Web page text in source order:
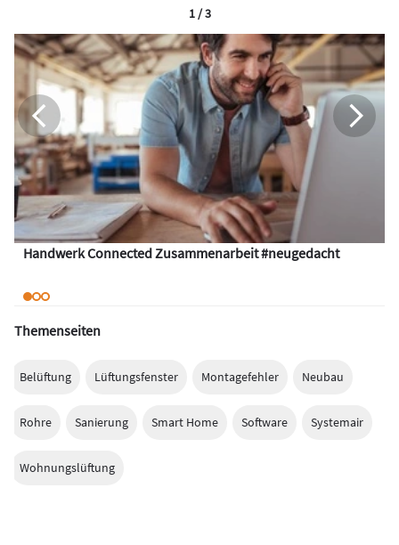
Handwerk Connected Zusammenarbeit #neugedacht
1 / 3
Themenseiten
Belüftung Lüftungsfenster Montagefehler Neubau
Rohre Sanierung Smart Home Software Systemair
Wohnungslüftung